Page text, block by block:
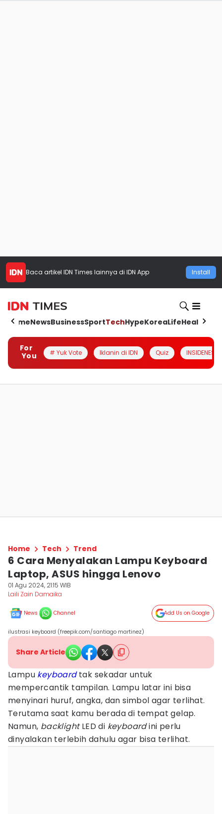
Baca artikel IDN Times lainnya di IDN App Install
HomeNewsBusinessSportTechHypeKoreaLifeHealth
For
You
# Yuk Vote Iklanin di IDN Quiz INSIDENESIA
Home Tech Trend
6 Cara Menyalakan Lampu Keyboard
Laptop, ASUS hingga Lenovo
01 Agu 2024, 21:15 WIB
Laili Zain Damaika
News Channel Add Us on Google
ilustrasi keyboard (freepik.com/santiago martinez)
Share Article
Lampu keyboardtak sekadar untuk
mempercantik tampilan. Lampu latar ini bisa
menyinari huruf, angka, dan simbol agar terlihat.
Terutama saat kamu berada di tempat gelap.
Namun, backlightLED di keyboardini perlu
dinyalakan terlebih dahulu agar bisa terlihat.